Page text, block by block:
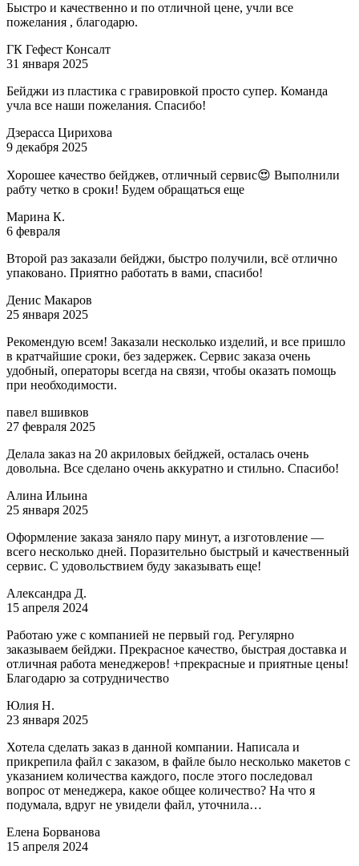
Быстро и качественно и по отличной цене, учли все
пожелания , благодарю.
ГК Гефест Консалт
31 января 2025
Бейджи из пластика с гравировкой просто супер. Команда
учла все наши пожелания. Спасибо!
Дзерасса Цирихова
9 декабря 2025
Хорошее качество бейджев, отличный сервис😍 Выполнили
рабту четко в сроки! Будем обращаться еще
Марина К.
6 февраля
Второй раз заказали бейджи, быстро получили, всё отлично
упаковано. Приятно работать в вами, спасибо!
Денис Макаров
25 января 2025
Рекомендую всем! Заказали несколько изделий, и все пришло
в кратчайшие сроки, без задержек. Сервис заказа очень
удобный, операторы всегда на связи, чтобы оказать помощь
при необходимости.
павел вшивков
27 февраля 2025
Делала заказ на 20 акриловых бейджей, осталась очень
довольна. Все сделано очень аккуратно и стильно. Спасибо!
Алина Ильина
25 января 2025
Оформление заказа заняло пару минут, а изготовление —
всего несколько дней. Поразительно быстрый и качественный
сервис. С удовольствием буду заказывать еще!
Александра Д.
15 апреля 2024
Работаю уже с компанией не первый год. Регулярно
заказываем бейджи. Прекрасное качество, быстрая доставка и
отличная работа менеджеров! +прекрасные и приятные цены!
Благодарю за сотрудничество
Юлия Н.
23 января 2025
Хотела сделать заказ в данной компании. Написала и
прикрепила файл с заказом, в файле было несколько макетов с
указанием количества каждого, после этого последовал
вопрос от менеджера, какое общее количество? На что я
подумала, вдруг не увидели файл, уточнила…
Елена Борванова
15 апреля 2024